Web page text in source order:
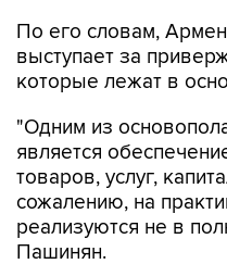
По его словам,
выступает за
которые лежат в
"Одним из
является
товаров, услуг,
сожалению, на
реализуются не в
Пашинян.